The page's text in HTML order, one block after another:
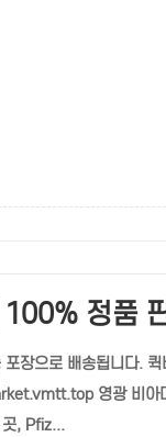
정품
장으로 배송됩니다.
영광 비아
곳, Pfiz...